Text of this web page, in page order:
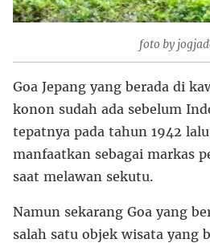
foto by
Goa Jepang yang berada di
konon sudah ada sebelum
tepatnya pada tahun 1942
manfaatkan sebagai markas
saat melawan sekutu.
Namun sekarang Goa yang
salah satu objek wisata yang